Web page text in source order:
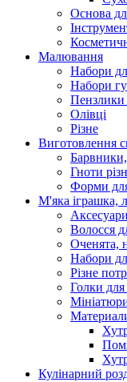
Основа
Малювання
Набори
Набори
Пензлики
Олівці
Різне
Виготовлення
Барвники,
Гноти
Форми
М'яка іграшка,
Волосся
Оченята,
Набори
Різне
Голки для
Кулінарний